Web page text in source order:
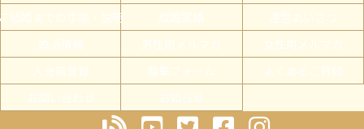
結婚までの手順・説明
成婚実績
運営あいさつ
婚活情報
男性用メルマガ
女性用メルマガ
入会前登録
募集フォーム
よくあるご質問
お問い合わせ
お知らせ